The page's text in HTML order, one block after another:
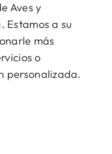
Aves y
Estamos a su
más
o
personalizada.